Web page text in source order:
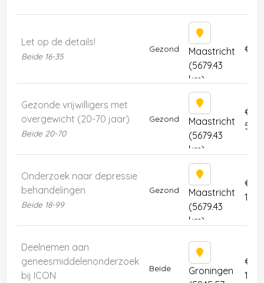
(5843 km)
Let op de details!
Beide 16-35
Gezond
Maastricht
(5679.43
km)
€ 25
Gezonde vrijwilligers met
overgewicht (20-70 jaar)
Beide 20-70
Gezond
Maastricht
(5679.43
km)
€
500
Onderzoek naar depressie
behandelingen
Beide 18-99
Gezond
Maastricht
(5679.43
km)
€
160
Deelnemen aan
geneesmiddelenonderzoek
bij ICON
Beide
Groningen
€